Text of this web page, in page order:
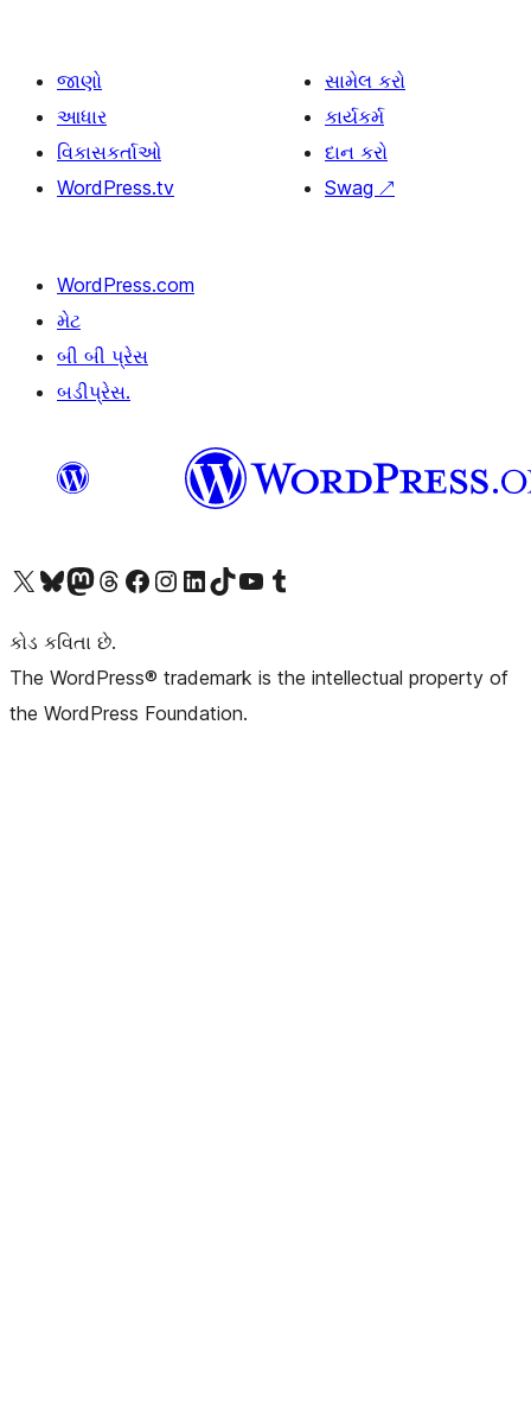
જાણો
આધાર
વિકાસકર્તાઓ
WordPress.tv
સામેલ કરો
કાર્યકર્મ
દાન કરો
Swag ↗
WordPress.com
મેટ
બી બી પ્રેસ
બડીપ્રેસ.
અમારા X (અગાઉ ટ્વિટર) એકાઉન્ટની મુલાકાત લોઅમારા Bluesky એકાઉન્ટની મુલાકાત લોઅમારા માસ્ટોડોન એકાઉન્ટની મુલાકાત લોઅમારા Threads એકાઉન્ટની મુલાકાત લો અમારા ફેસબુક પેજની મુલાકાત લોઅમારા ઇન્સ્ટાગ્રામ એકાઉન્ટની મુલાકાત લો અમારા LinkedIn એકાઉન્ટની મુલાકાત લોઅમારા TikTok એકાઉન્ટની મુલાકાત લોઅમારી YouTube ચેનલની મુલાકાત લો અમારા Tumblr એકાઉન્ટની મુલાકાત લો
કોડ કવિતા છે.
The WordPress® trademark is the intellectual property of
the WordPress Foundation.